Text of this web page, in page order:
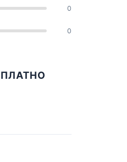
0
0